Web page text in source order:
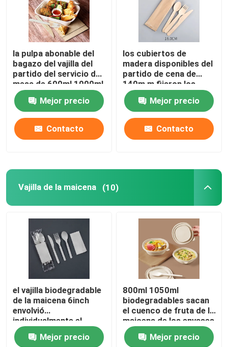
Productos
Vajilla disponible biodegradable
Vajilla biodegradable del bagazo
Vajilla abonable del partido
Vajilla de la maicena
tazas de papel disponibles
Combustible frotante de la mecha
Combustible frotante del gel
Pajas de beber de papel
El PVC se aferra abrigo
Cubiertos abonablees de CPLA
la pulpa abonable del
bagazo del vajilla del
partido del servicio de
mesa de 600ml 1000ml
almuerza Bento Box
Mejor precio
Contacto
los cubiertos de
madera disponibles del
partido de cena de
140m m fijaron los
cuchillos y las
cucharas
biodegradables de las
bifurcaciones
Mejor precio
Contacto
Vajilla de la maicena (10)
el vajilla biodegradable
de la maicena 6inch
envolvió
individualmente el
sistema disponible de
los cubiertosMejor precio
800ml 1050ml
biodegradables sacan
el cuenco de fruta de la
maicena de los envases
con la tapa
Mejor precio